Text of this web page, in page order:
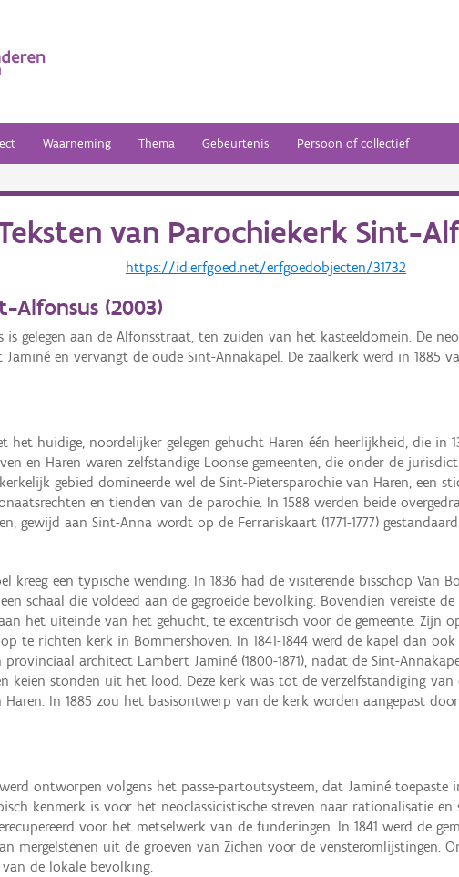
Waarneming Thema Gebeurtenis Persoon of collectief
van Parochiekerk Sint-
https://id.erfgoed.net/erfgoedobjecten/31732
Alfonsus (2003)
gelegen aan de Alfonsstraat, ten zuiden van het kasteeldomein. De
en vervangt de oude Sint-Annakapel. De zaalkerk werd in 1885
het huidige, noordelijker gelegen gehucht Haren één heerlijkheid, die in
en Haren waren zelfstandige Loonse gemeenten, die onder de
gebied domineerde wel de Sint-Pietersparochie van Haren, een
en tienden van de parochie. In 1588 werden beide
gewijd aan Sint-Anna wordt op de Ferrariskaart (1771-1777)
kreeg een typische wending. In 1836 had de visiterende bisschop Van
schaal die voldeed aan de gegroeide bevolking. Bovendien vereiste
het uiteinde van het gehucht, te excentrisch voor de gemeente. Zijn
te richten kerk in Bommershoven. In 1841-1844 werd de kapel dan
architect Lambert Jaminé (1800-1871), nadat de Sint-
keien stonden uit het lood. Deze kerk was tot de verzelfstandiging van
In 1885 zou het basisontwerp van de kerk worden aangepast
ontworpen volgens het passe-partoutsysteem, dat Jaminé toepaste
kenmerk is voor het neoclassicistische streven naar rationalisatie
voor het metselwerk van de funderingen. In 1841 werd de
mergelstenen uit de groeven van Zichen voor de vensteromlijstingen.
de lokale bevolking.